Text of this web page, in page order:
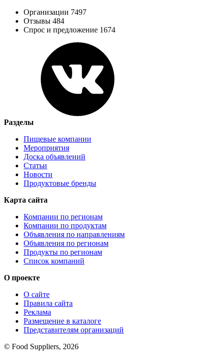
Организации 7497
Отзывы 484
Спрос и предложение 1674
Разделы
Пищевые компании
Мероприятия
Доска объявлений
Статьи
Новости
Продуктовые бренды
Карта сайта
Компании по регионам
Компании по продуктам
Объявления по направлениям
Объявления по регионам
Продукты по регионам
Список компаний
О проекте
О сайте
Правила сайта
Реклама
Размещение в каталоге
Представителям организаций
© Food Suppliers, 2026